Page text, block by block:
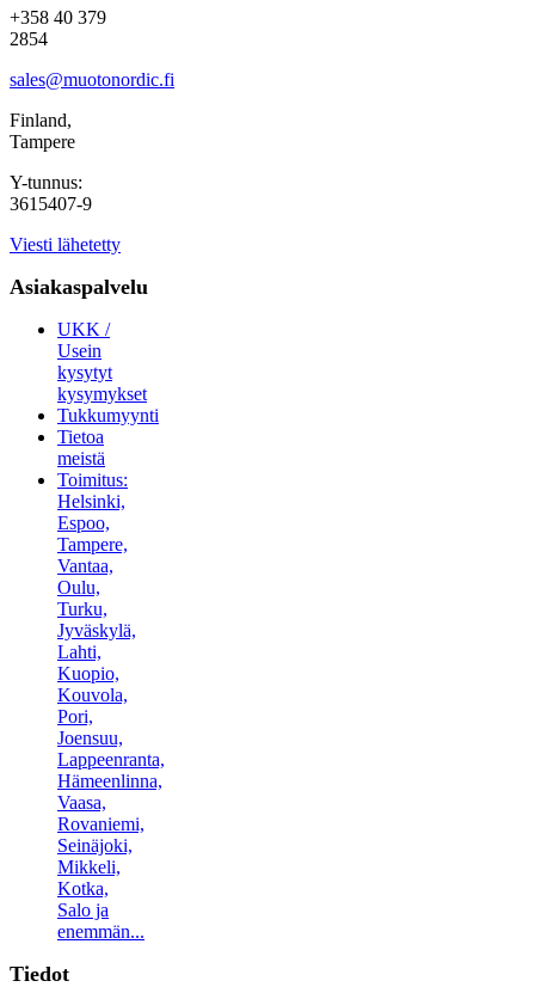
+358 40 379
2854
sales@muotonordic.fi
Finland,
Tampere
Y-tunnus:
3615407-9
Viesti lähetetty
Asiakaspalvelu
UKK /
Usein
kysytyt
kysymykset
Tukkumyynti
Tietoa
meistä
Toimitus:
Helsinki,
Espoo,
Tampere,
Vantaa,
Oulu,
Turku,
Jyväskylä,
Lahti,
Kuopio,
Kouvola,
Pori,
Joensuu,
Lappeenranta,
Hämeenlinna,
Vaasa,
Rovaniemi,
Seinäjoki,
Mikkeli,
Kotka,
Salo ja
enemmän...
Tiedot